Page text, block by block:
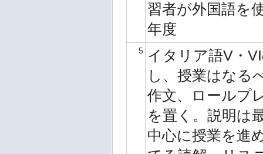
習者が外国語を
年度
5 イタリア語V・
し、授業はなる
作文、ロールプ
を置く。説明は
中心に授業を進